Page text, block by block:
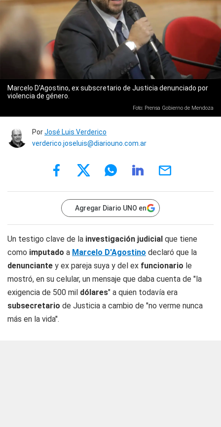
Marcelo D'Agostino, ex subscretario de Justicia denunciado por
violencia de género.
Foto: Prensa Gobierno de Mendoza
PorJosé Luis Verderico
verderico.joseluis@diariouno.com.ar
Agregar Diario UNO en
Un testigo clave de la investigación judicial que tiene
como imputado a Marcelo D'Agostino declaró que la
denunciante y ex pareja suya y del ex funcionario le
mostró, en su celular, un mensaje que daba cuenta de "la
exigencia de 500 mil dólares" a quien todavía era
subsecretario de Justicia a cambio de "no verme nunca
más en la vida".